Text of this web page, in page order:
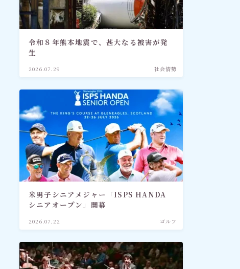
令和８年熊本地震で、甚大なる被害が発
生
2026.07.29 社会情勢
米男子シニアメジャー「ISPS HANDA
シニアオープン」開幕
2026.07.22 ゴルフ